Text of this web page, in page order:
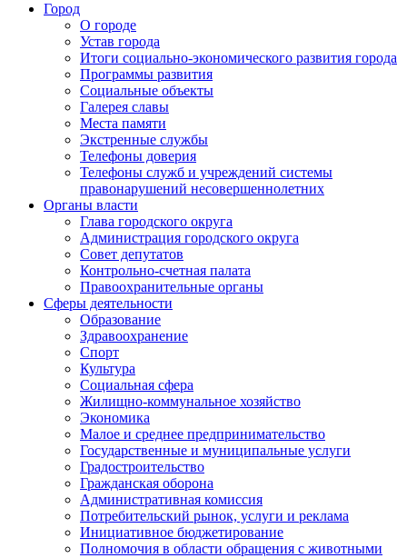
Город
О городе
Устав города
Итоги социально-экономического развития города
Программы развития
Социальные объекты
Галерея славы
Места памяти
Экстренные службы
Телефоны доверия
Телефоны служб и учреждений системы
правонарушений несовершеннолетних
Органы власти
Глава городского округа
Администрация городcкого округа
Совет депутатов
Контрольно-счетная палата
Правоохранительные органы
Сферы деятельности
Образование
Здравоохранение
Спорт
Культура
Социальная сфера
Жилищно-коммунальное хозяйство
Экономика
Малое и среднее предпринимательство
Государственные и муниципальные услуги
Градостроительство
Гражданская оборона
Административная комиссия
Потребительский рынок, услуги и реклама
Инициативное бюджетирование
Полномочия в области обращения с животными